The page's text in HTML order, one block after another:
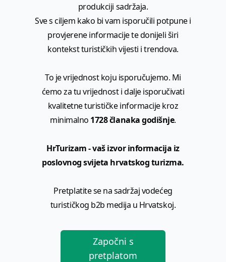
produkciji sadržaja.
Sve s ciljem kako bi vam isporučili potpune i
provjerene informacije te donijeli širi
kontekst turističkih vijesti i trendova.
To je vrijednost koju isporučujemo. Mi
ćemo za tu vrijednost i dalje isporučivati
kvalitetne turističke informacije kroz
minimalno 1728 članaka godišnje.
HrTurizam - vaš izvor informacija iz
poslovnog svijeta hrvatskog turizma.
Pretplatite se na sadržaj vodećeg
turističkog b2b medija u Hrvatskoj.
Započni s
pretplatom